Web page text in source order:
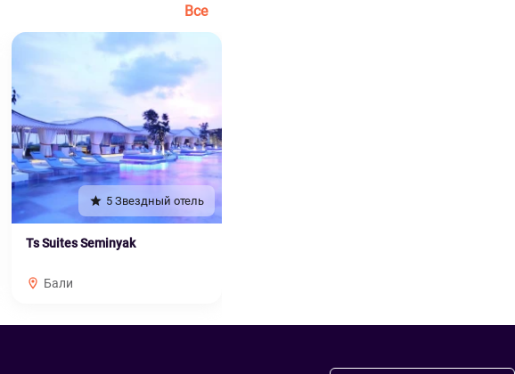
Все
5 Звездный отель
Ts Suites Seminyak
Бали